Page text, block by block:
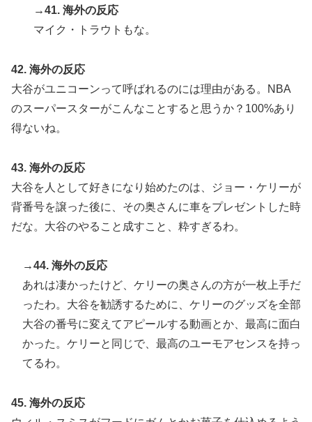
→41. 海外の反応
マイク・トラウトもな。
42. 海外の反応
大谷がユニコーンって呼ばれるのには理由がある。NBA
のスーパースターがこんなことすると思うか？100%あり
得ないね。
43. 海外の反応
大谷を人として好きになり始めたのは、ジョー・ケリーが
背番号を譲った後に、その奥さんに車をプレゼントした時
だな。大谷のやること成すこと、粋すぎるわ。
→44. 海外の反応
あれは凄かったけど、ケリーの奥さんの方が一枚上手だ
ったわ。大谷を勧誘するために、ケリーのグッズを全部
大谷の番号に変えてアピールする動画とか、最高に面白
かった。ケリーと同じで、最高のユーモアセンスを持っ
てるわ。
45. 海外の反応